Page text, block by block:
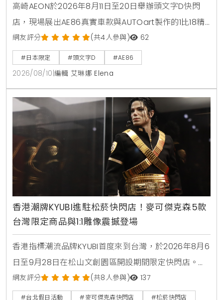
高崎AEON於2026年8月11日至20日舉辦頭文字D快閃
店，現場展出AE86真實車款與AUTOart製作的1比18精
密模型，並販售官方授權商品，邀請車迷同樂。
網友評分 (共4人參與) 62
#日本限定 #頭文字D #AE86
2026/08/10 編輯 艾琳娜 Elena
香港潮牌KYUBI進駐松菸快閃店！麥可傑克森5款
台灣限定商品與1:1雕像震撼登場
香港指標潮流品牌KYUBI首度來到台灣，於2026年8月6
日至9月28日在松山文創園區開設期間限定快閃店。現
場帶來25款麥可傑克森系列與6款太空超人系列商品，
其中更有5款台灣獨家限定商品僅在現場販售。現場同
網友評分 (共8人參與) 137
#台北假日活動 #麥可傑克森快閃店 #松菸快閃店